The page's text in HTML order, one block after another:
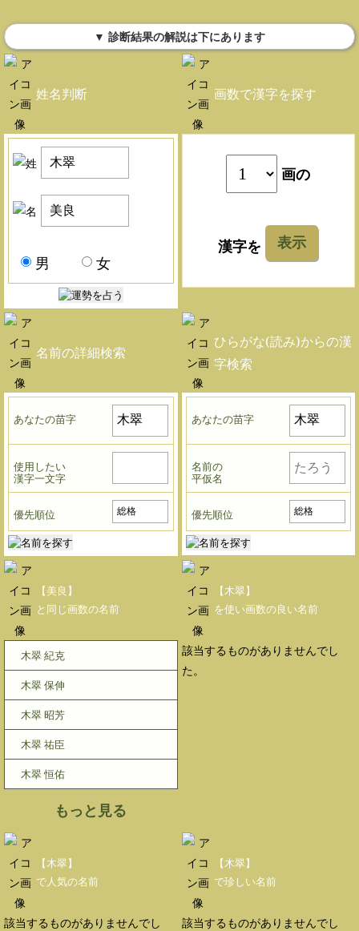
▼ 診断結果の解説は下にあります
姓名判断
男 女
画数で漢字を探す
画の
漢字を 表示
名前の詳細検索
あなたの苗字
使用したい
漢字一文字
優先順位
ひらがな(読み)からの漢
字検索
あなたの苗字
名前の
平仮名
優先順位
【美良】
と同じ画数の名前
木翠 紀克
木翠 保伸
木翠 昭芳
木翠 祐臣
木翠 恒佑
もっと見る
【木翠】
を使い画数の良い名前
該当するものがありませんでし
た。
【木翠】
で人気の名前
該当するものがありませんでし
【木翠】
で珍しい名前
該当するものがありませんでし